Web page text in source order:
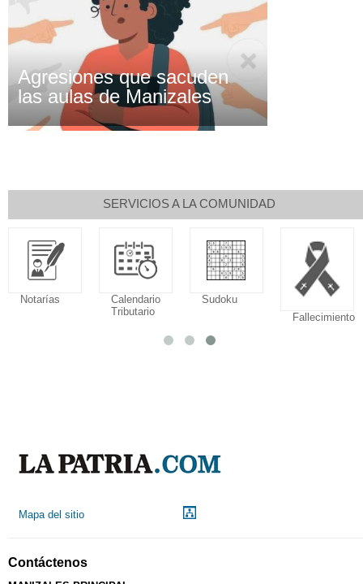
Agresiones que sacuden
las aulas de Manizales
SERVICIOS A LA COMUNIDAD
Notarías
Calendario
Tributario
Sudoku
Fallecimiento
Mapa del sitio
Contáctenos